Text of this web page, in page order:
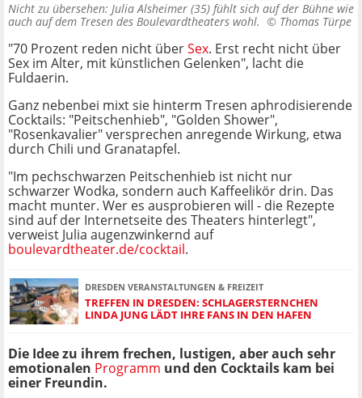
Nicht zu übersehen: Julia Alsheimer (35) fühlt sich auf der Bühne wie
auch auf dem Tresen des Boulevardtheaters wohl. © Thomas Türpe
"70 Prozent reden nicht überSex. Erst recht nicht über
Sex im Alter, mit künstlichen Gelenken", lacht die
Fuldaerin.
Ganz nebenbei mixt sie hinterm Tresen aphrodisierende
Cocktails: "Peitschenhieb", "Golden Shower",
"Rosenkavalier" versprechen anregende Wirkung, etwa
durch Chili und Granatapfel.
"Im pechschwarzen Peitschenhieb ist nicht nur
schwarzer Wodka, sondern auch Kaffeelikör drin. Das
macht munter. Wer es ausprobieren will - die Rezepte
sind auf der Internetseite des Theaters hinterlegt",
verweist Julia augenzwinkernd auf
boulevardtheater.de/cocktail.
DRESDEN VERANSTALTUNGEN & FREIZEIT
TREFFEN IN DRESDEN: SCHLAGERSTERNCHEN
LINDA JUNG LÄDT IHRE FANS IN DEN HAFEN
Die Idee zu ihrem frechen, lustigen, aber auch sehr
emotionalen Programm und den Cocktails kam bei
einer Freundin.